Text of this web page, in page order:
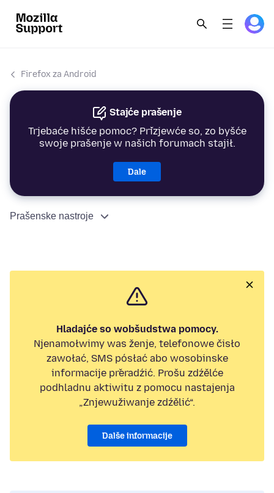
Firefox za Android
Stajće prašenje
Trjebaće hišće pomoc? Přizjewće so, zo byšće
swoje prašenje w našich forumach stajił.
Dale
Prašenske nastroje
Hladajće so wobšudstwa pomocy.
Njenamołwimy was ženje, telefonowe čisło
zawołać, SMS pósłać abo wosobinske
informacije přeradźić. Prošu zdźělće
podhladnu aktiwitu z pomocu nastajenja
„Znjewužiwanje zdźělić“.
Dalše informacije